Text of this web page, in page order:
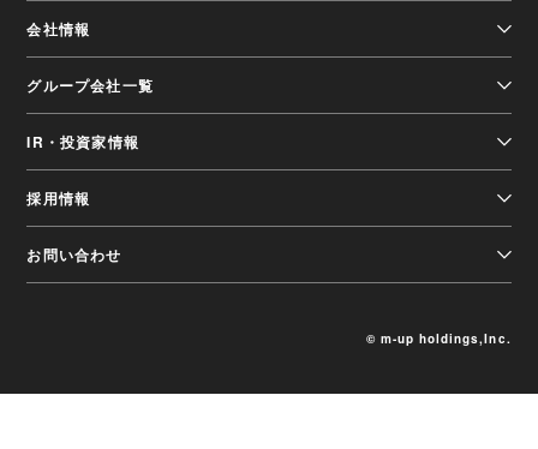
会社情報
グループ会社一覧
IR・投資家情報
採用情報
お問い合わせ
© m-up holdings,Inc.